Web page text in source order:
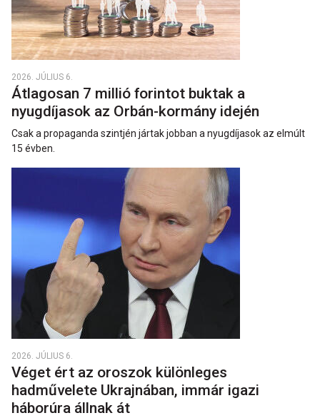
2026. JÚLIUS 6.
Átlagosan 7 millió forintot buktak a
nyugdíjasok az Orbán-kormány idején
Csak a propaganda szintjén jártak jobban a nyugdíjasok az elmúlt
15 évben.
2026. JÚLIUS 6.
Véget ért az oroszok különleges
hadművelete Ukrajnában, immár igazi
háborúra állnak át